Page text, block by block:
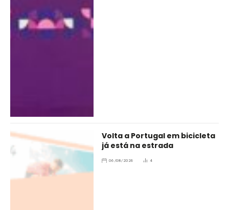
Volta a Portugal em bicicleta
já está na estrada
06/08/2026 4